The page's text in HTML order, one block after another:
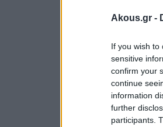
Akous.gr -
If you wish to
sensitive
confirm your
continue
information
further
participants.